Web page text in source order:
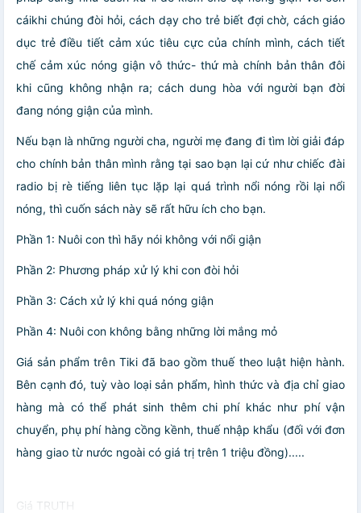
cáikhi chúng đòi hỏi, cách dạy cho trẻ biết đợi chờ, cách giáo
dục trẻ điều tiết cảm xúc tiêu cực của chính mình, cách tiết
chế cảm xúc nóng giận vô thức- thứ mà chính bản thân đôi
khi cũng không nhận ra; cách dung hòa với người bạn đời
đang nóng giận của mình.
Nếu bạn là những người cha, người mẹ đang đi tìm lời giải đáp
cho chính bản thân mình rằng tại sao bạn lại cứ như chiếc đài
radio bị rè tiếng liên tục lặp lại quá trình nổi nóng rồi lại nổi
nóng, thì cuốn sách này sẽ rất hữu ích cho bạn.
Phần 1: Nuôi con thì hãy nói không với nổi giận
Phần 2: Phương pháp xử lý khi con đòi hỏi
Phần 3: Cách xử lý khi quá nóng giận
Phần 4: Nuôi con không bằng những lời mắng mỏ
Giá sản phẩm trên Tiki đã bao gồm thuế theo luật hiện hành.
Bên cạnh đó, tuỳ vào loại sản phẩm, hình thức và địa chỉ giao
hàng mà có thể phát sinh thêm chi phí khác như phí vận
chuyển, phụ phí hàng cồng kềnh, thuế nhập khẩu (đối với đơn
hàng giao từ nước ngoài có giá trị trên 1 triệu đồng).....
Giá TRUTH